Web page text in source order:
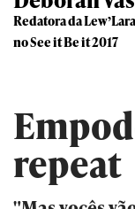
Redatora da
no See it Be it 2017
repeat